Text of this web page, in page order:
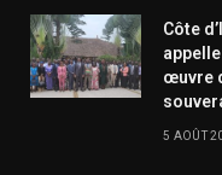
Côte
œuvre
5 AOÛT